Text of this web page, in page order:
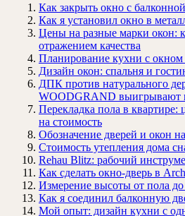
Как закрыть окно с
Как я установил окно в
Цены на разные марки окон:
отражением качества
Планирование кухни с окном
Дизайн окон: спальня и
ДПК против натурального
WOODGRAND выигрывают
Перекладка пола в
на стоимость
Обозначение дверей и окон
Стоимость утепления дома
Rehau Blitz: рабочий
Как сделать окно-дверь в
Измерение высоты от пола до
Как я соединил балконную
Мой опыт: дизайн кухни с